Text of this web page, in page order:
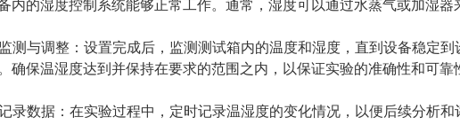
内的湿度控制系统能够正常工作。通常，湿度可以通过水蒸气或加湿器
测与调整：设置完成后，监测测试箱内的温度和湿度，直到设备稳定
确保温湿度达到并保持在要求的范围之内，以保证实验的准确性和可靠
录数据：在实验过程中，定时记录温湿度的变化情况，以便后续分析和